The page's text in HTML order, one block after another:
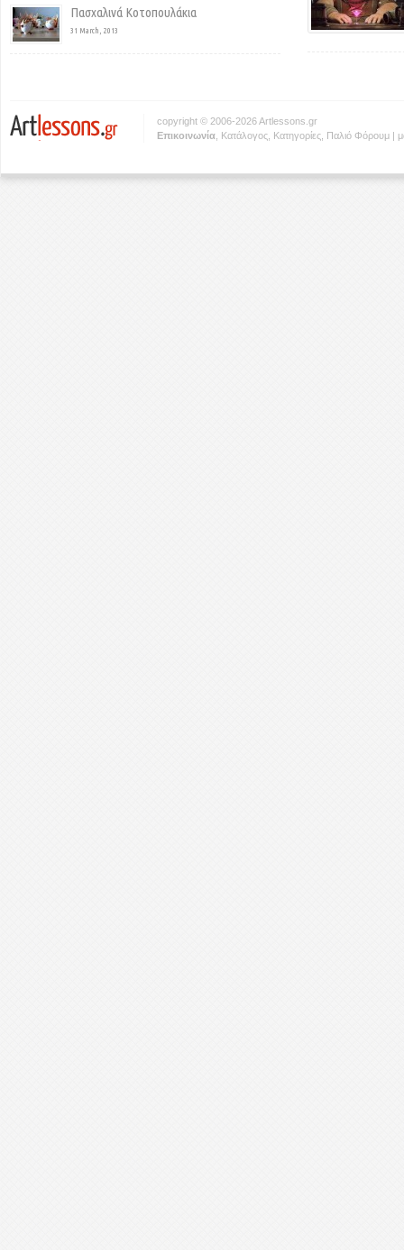
Πασχαλινά Κοτοπουλάκια
31 March, 2013
copyright © 2006-2026 Artlessons.gr
Eπικοινωνία Κατάλογος Κατηγορίες Παλιό Φόρουμ |